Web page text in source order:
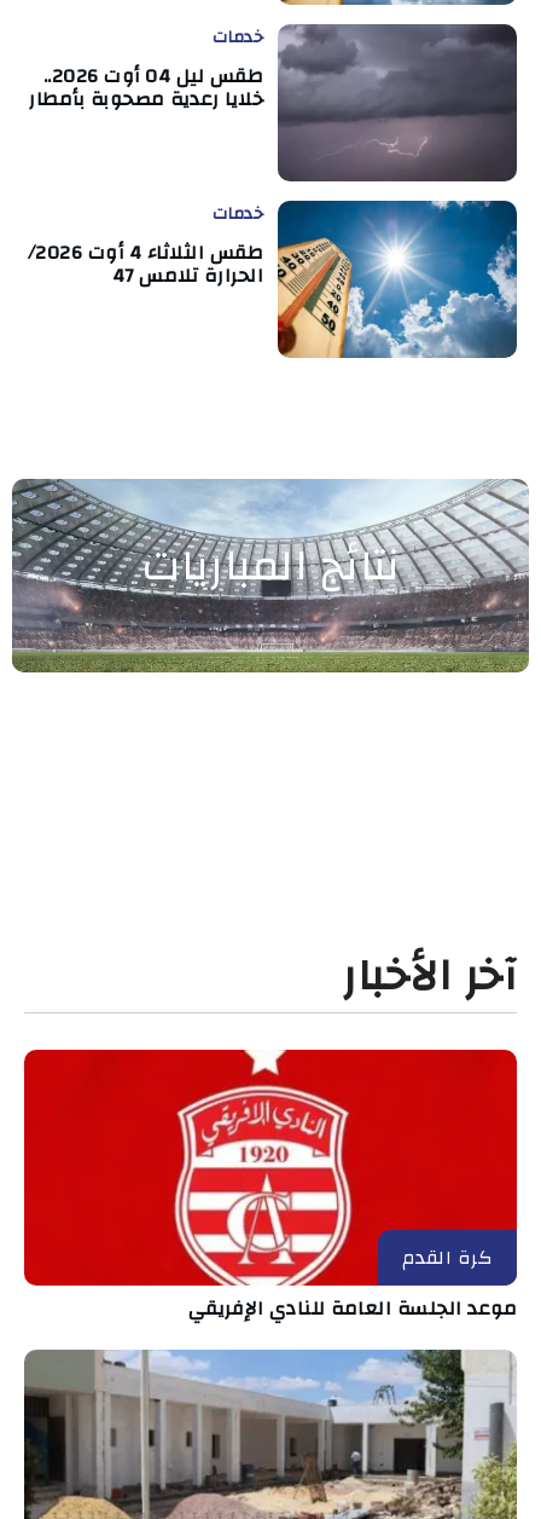
خدمات
طقس ليل 04 أوت 2026..
خلايا رعدية مصحوبة بأمطار
خدمات
طقس الثلاثاء 4 أوت 2026/
الحرارة تلامس 47
نتائج المباريات
آخر الأخبار
كرة القدم
موعد الجلسة العامة للنادي الإفريقي